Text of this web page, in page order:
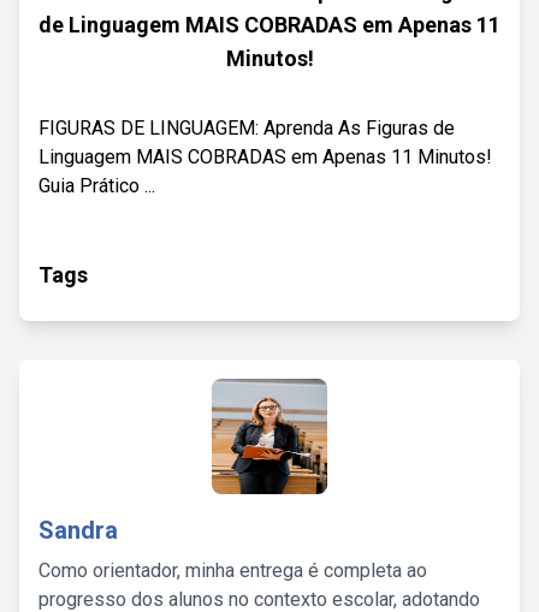
de Linguagem MAIS COBRADAS em Apenas 11
Minutos!
FIGURAS DE LINGUAGEM: Aprenda As Figuras de
Linguagem MAIS COBRADAS em Apenas 11 Minutos! ‍
Guia Prático ...
Tags
Sandra
Como orientador, minha entrega é completa ao
progresso dos alunos no contexto escolar, adotando